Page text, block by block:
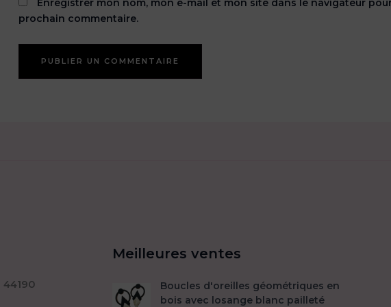
Enregistrer mon nom, mon e-mail et mon site dans le navigateur
prochain commentaire.
44190
Meilleures ventes
Boucles d'oreilles géométriques en
bois avec losange blanc pailleté